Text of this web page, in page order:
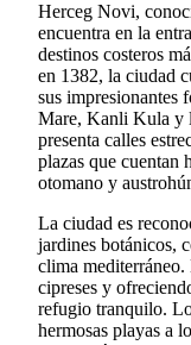
Herceg Novi,
encuentra en la
destinos costeros
en 1382, la ciudad
sus impresionantes
Mare, Kanli Kula y
presenta calles
plazas que cuentan
otomano y
La ciudad es
jardines botánicos,
clima
cipreses y
refugio tranquilo.
hermosas playas a